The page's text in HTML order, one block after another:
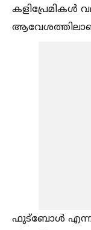
കളിപ്രേമികള്‍
ഫുട്ബോള്‍